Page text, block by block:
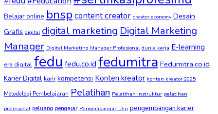
Belajar online bnsp content creator creator economy Desain
Grafis digital digital marketing Digital Marketing
Manager Digital Marketing Manager Profesional dunia kerja E-learning
era digital fedu fedu.co.id fedumitra Fedumitra.co.id
Karier Digital karir kompetensi Konten kreator konten kreator 2025
Metodologi Pembelajaran Pelatihan Pelatihan Instruktur pelatihan
profesional peluang pengajar Pengembangan Diri pengembangan karier